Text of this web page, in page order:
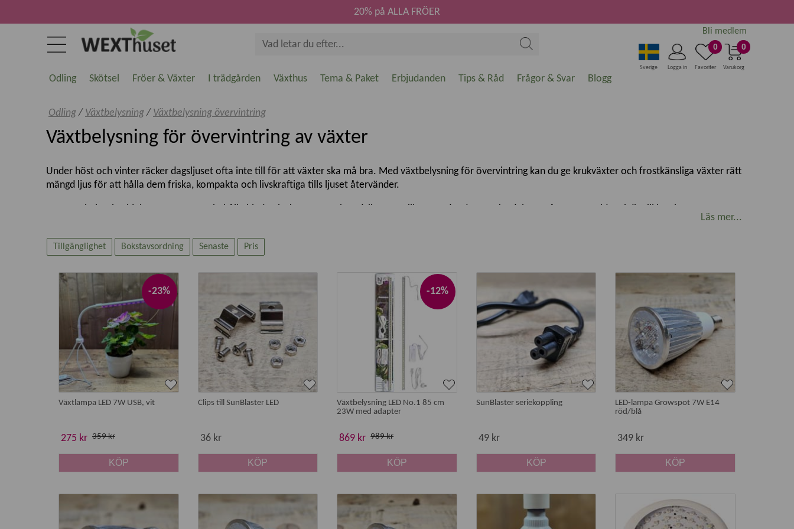
0
Varukorg
0
Favoriter
Logga in
Sverige
Bli medlem
20% på ALLA FRÖER
Odling Skötsel Fröer & Växter I trädgården Växthus Tema & Paket Erbjudanden Tips & Råd Frågor & Svar Blogg
Odling/ Växtbelysning/ Växtbelysning övervintring
Växtbelysning för övervintring av växter
Under höst och vinter räcker dagsljuset ofta inte till för att växter ska må bra. Med växtbelysning för övervintring kan du ge krukväxter och frostkänsliga växter rätt
mängd ljus för att hålla dem friska, kompakta och livskraftiga tills ljuset återvänder.
Vilka växter behöver växtbelysning vid övervintring?
Krukväxter:
särskilt ljuskrävande arter som annars tappar blad.
Pelargoner och medelhavsväxter:
som övervintras svalt och ljust.
Frostkänsliga växter:
som tas in från uterum, balkong eller trädgård.
Växter i mörka rum:
där dagsljuset är begränsat under vintern.
Så fungerar växtbelysning för övervintring
Vid övervintring handlar växtbelysning oftast om att ge ett kompletterande ljus, inte om att driva aktiv tillväxt. Ljuset hjälper växterna att behålla sin form och hälsa
utan att de blir rangliga eller förbrukar onödig energi.
För övervintring räcker det ofta med måttlig ljusstyrka och rätt placering. Energieffektiva lösningar som LED-växtlampor
är därför ett populärt val under
För enklare behov kan även fungera som tillskottsljus under vintern.
Läs mer...
Tillgänglighet Bokstavsordning Senaste Pris
-23%
Växtlampa LED 7W USB, vit
275 kr 359 kr
KÖP
Clips till SunBlaster LED
36 kr
KÖP
-12%
Växtbelysning LED No.1 85 cm
23W med adapter
869 kr 989 kr
KÖP
SunBlaster seriekoppling
49 kr
KÖP
LED-lampa Growspot 7W E14
röd/blå
349 kr
KÖP